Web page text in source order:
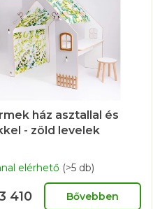
ház asztallal és
- zöld levelek
elérhető (>5 db)
410 Bővebben